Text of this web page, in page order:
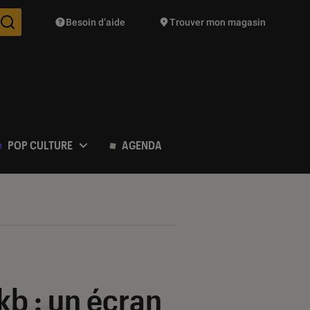
Des suggestions de produits vont vous être proposées
Besoin d’aide Trouver mon magasin
POP CULTURE AGENDA
: un écran